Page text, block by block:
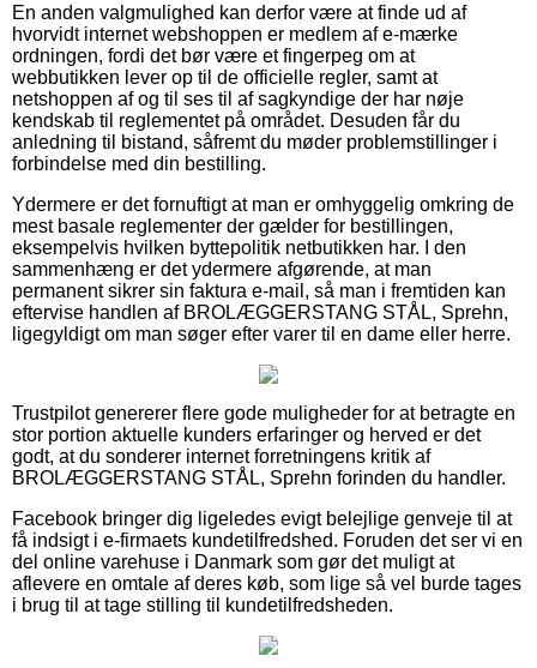
En anden valgmulighed kan derfor være at finde ud af
hvorvidt internet webshoppen er medlem af e-mærke
ordningen, fordi det bør være et fingerpeg om at
webbutikken lever op til de officielle regler, samt at
netshoppen af og til ses til af sagkyndige der har nøje
kendskab til reglementet på området. Desuden får du
anledning til bistand, såfremt du møder problemstillinger i
forbindelse med din bestilling.
Ydermere er det fornuftigt at man er omhyggelig omkring de
mest basale reglementer der gælder for bestillingen,
eksempelvis hvilken byttepolitik netbutikken har. I den
sammenhæng er det ydermere afgørende, at man
permanent sikrer sin faktura e-mail, så man i fremtiden kan
eftervise handlen af BROLÆGGERSTANG STÅL, Sprehn,
ligegyldigt om man søger efter varer til en dame eller herre.
Trustpilot genererer flere gode muligheder for at betragte en
stor portion aktuelle kunders erfaringer og herved er det
godt, at du sonderer internet forretningens kritik af
BROLÆGGERSTANG STÅL, Sprehn forinden du handler.
Facebook bringer dig ligeledes evigt belejlige genveje til at
få indsigt i e-firmaets kundetilfredshed. Foruden det ser vi en
del online varehuse i Danmark som gør det muligt at
aflevere en omtale af deres køb, som lige så vel burde tages
i brug til at tage stilling til kundetilfredsheden.